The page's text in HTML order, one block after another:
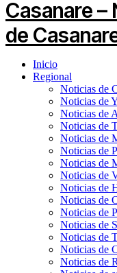
Inicio
Regional
Noticias de
Noticias de
Noticias de
Noticias de
Noticias de
Noticias de
Noticias de
Noticias de
Noticias de
Noticias de
Noticias de
Noticias de
Noticias de
Noticias de
Noticias de